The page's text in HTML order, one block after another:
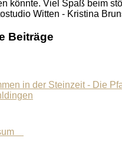
könnte. Viel Spaß beim
Witten - Kristina
Beiträge
in der Steinzeit - Die